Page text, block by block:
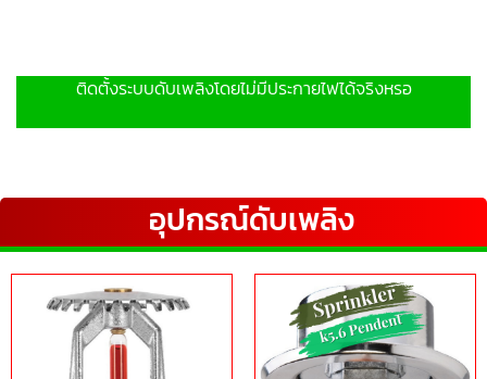
ติดตั้งระบบดับเพลิงโดยไม่มีประกายไฟได้จริงหรอ
อุปกรณ์ดับเพลิง